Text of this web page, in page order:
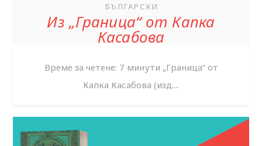
БЪЛГАРСКИ
Из „Граница“ от Капка
Касабова
Време за четене: 7 минути „Граница“ от
Капка Касабова (изд....